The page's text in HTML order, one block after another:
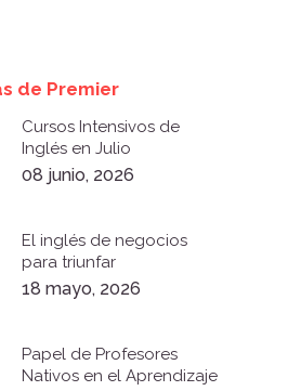
de Premier
Cursos Intensivos de
Inglés en Julio
08 junio, 2026
El inglés de negocios
para triunfar
18 mayo, 2026
Papel de Profesores
Nativos en el Aprendizaje